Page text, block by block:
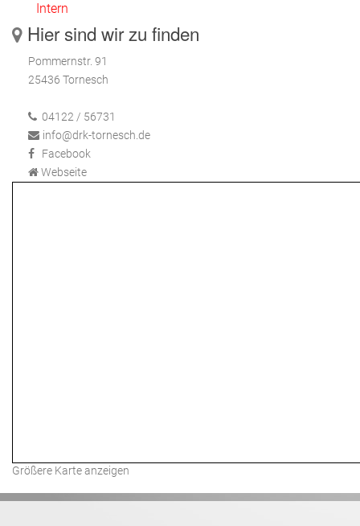
Intern
Hier sind wir zu finden
Pommernstr. 91
25436 Tornesch
04122 / 56731
info@drk-tornesch.de
Facebook
Webseite
Größere Karte anzeigen